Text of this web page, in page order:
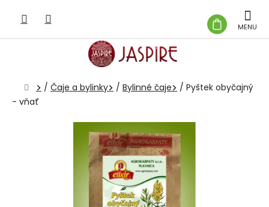
obsah
KOŠÍK
Domov
/ Čaje a bylinky / Bylinné čaje / Pyštek obyčajný
- vňať